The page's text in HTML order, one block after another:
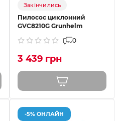
Закінчились
Пилосос циклонний
GVC8210G Grunhelm
0
3 439 грн
-5% ОНЛАЙН